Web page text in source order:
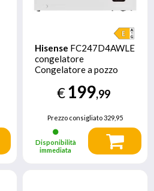
Hisense FC247D4AWLE
congelatore
Congelatore a pozzo
L E Bianco
€199,99
Prezzo consigliato329,95
Disponibilità
immediata